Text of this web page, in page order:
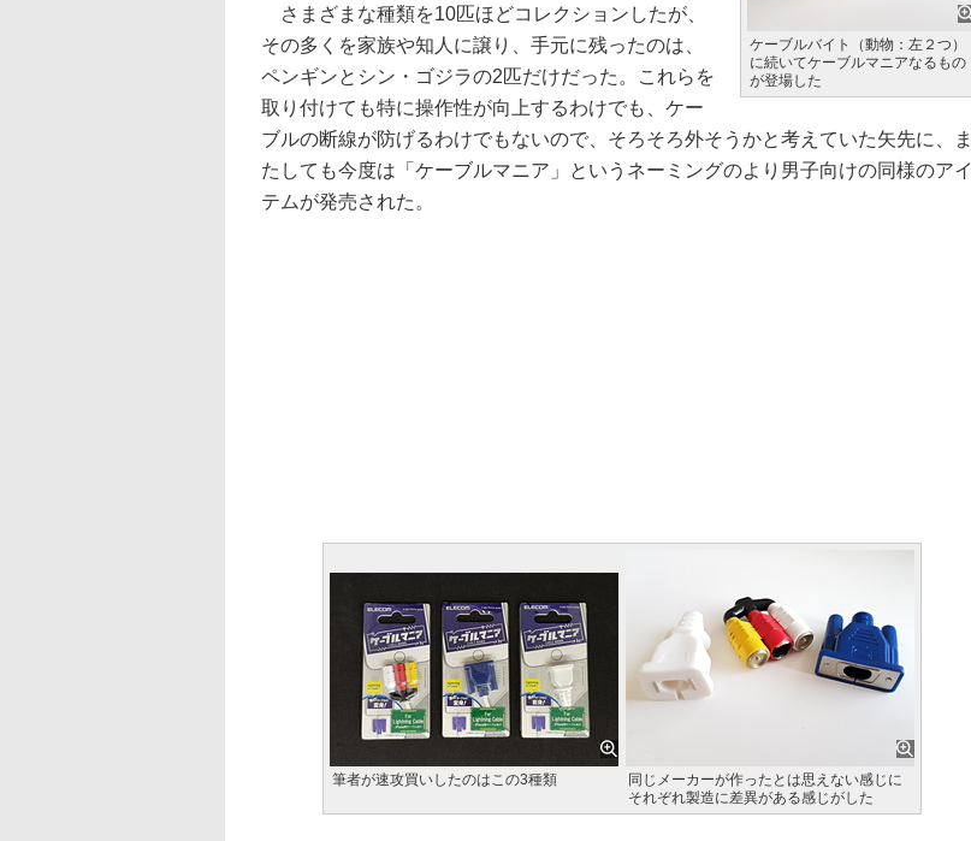
ケーブルバイト（動物：左２つ）
に続いてケーブルマニアなるもの
が登場した
さまざまな種類を10匹ほどコレクションしたが、
その多くを家族や知人に譲り、手元に残ったのは、
ペンギンとシン・ゴジラの2匹だけだった。これらを
取り付けても特に操作性が向上するわけでも、ケー
ブルの断線が防げるわけでもないので、そろそろ外そうかと考えていた矢先に、ま
たしても今度は「ケーブルマニア」というネーミングのより男子向けの同様のアイ
テムが発売された。
筆者が速攻買いしたのはこの3種類
同じメーカーが作ったとは思えない感じに
それぞれ製造に差異がある感じがした